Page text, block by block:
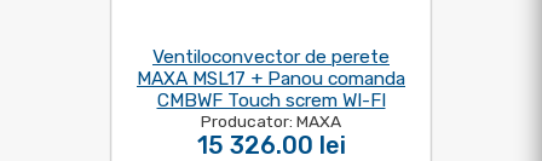
Ventiloconvector de perete
MAXA MSL17 + Panou comanda
CMBWF Touch screm WI-FI
Producator: MAXA
15 326.00 lei